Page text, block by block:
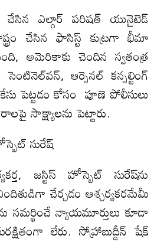
చేసిన ఎల్గార్ పరిషత్ యునైటెడ్
చేసిన ఫాసిస్ట్ కుట్రగా భీమా
అమెరికాకు చెందిన స్వతంత్ర
సెంటినెల్‌వన్, ఆర్సెనల్ కన్సల్టింగ్
పెట్టడం కోసం పూణె పోలీసులు
సాక్ష్యాలను పెట్టారు.
సురేష్‌
జస్టిస్ హోస్బెట్ సురేష్‌ను
చేర్చడం ఆశ్చర్యకరమేమీ
సమర్థించే న్యాయమూర్తులు కూడా
లేరు. సోహ్రాబుద్దీన్ షేక్